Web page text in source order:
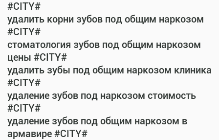
#CITY#
удалить корни зубов под общим наркозом
#CITY#
стоматология зубов под общим наркозом
цены #CITY#
удалить зубы под общим наркозом клиника
#CITY#
удаление зубов под наркозом стоимость
#CITY#
удаление зубов под общим наркозом в
армавире #CITY#